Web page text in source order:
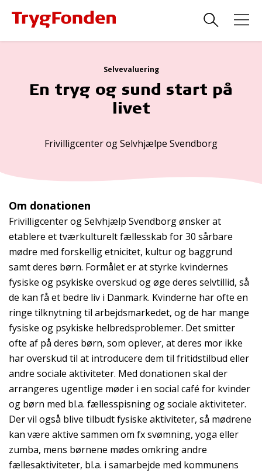
Selvevaluering
En tryg og sund start på
livet
Frivilligcenter og Selvhjælpe Svendborg
Om donationen
Frivilligcenter og Selvhjælp Svendborg ønsker at
etablere et tværkulturelt fællesskab for 30 sårbare
mødre med forskellig etnicitet, kultur og baggrund
samt deres børn. Formålet er at styrke kvindernes
fysiske og psykiske overskud og øge deres selvtillid, så
de kan få et bedre liv i Danmark. Kvinderne har ofte en
ringe tilknytning til arbejdsmarkedet, og de har mange
fysiske og psykiske helbredsproblemer. Det smitter
ofte af på deres børn, som oplever, at deres mor ikke
har overskud til at introducere dem til fritidstilbud eller
andre sociale aktiviteter. Med donationen skal der
arrangeres ugentlige møder i en social café for kvinder
og børn med bl.a. fællesspisning og sociale aktiviteter.
Der vil også blive tilbudt fysiske aktiviteter, så mødrene
kan være aktive sammen om fx svømning, yoga eller
zumba, mens børnene mødes omkring andre
fællesaktiviteter, bl.a. i samarbejde med kommunens